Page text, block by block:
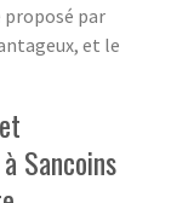
proposé par
et le
Sancoins